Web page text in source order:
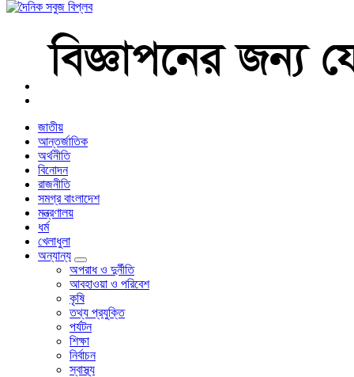
বাংলা নিউজ পেপার
জাতীয়
আন্তর্জাতিক
অর্থনীতি
বিনোদন
রাজনীতি
সমগ্র বাংলাদেশ
মন্ত্রণালয়
ধর্ম
খেলাধুলা
অন্যান্য
অপরাধ ও দুর্নীতি
আবহাওয়া ও পরিবেশ
কৃষি
তথ্য প্রযুক্তি
পর্যটন
শিক্ষা
নির্বাচন
স্বাস্থ্য